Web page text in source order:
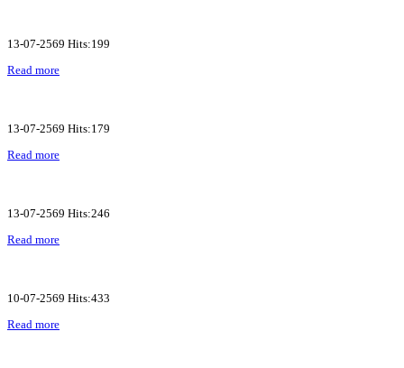
13-07-2569 Hits:199
Read more
13-07-2569 Hits:179
Read more
13-07-2569 Hits:246
Read more
10-07-2569 Hits:433
Read more